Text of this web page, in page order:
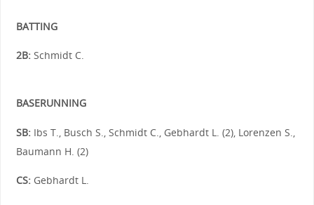
BATTING
2B:Schmidt C.
BASERUNNING
SB:Ibs T., Busch S., Schmidt C., Gebhardt L. (2), Lorenzen S.,
Baumann H. (2)
CS:Gebhardt L.